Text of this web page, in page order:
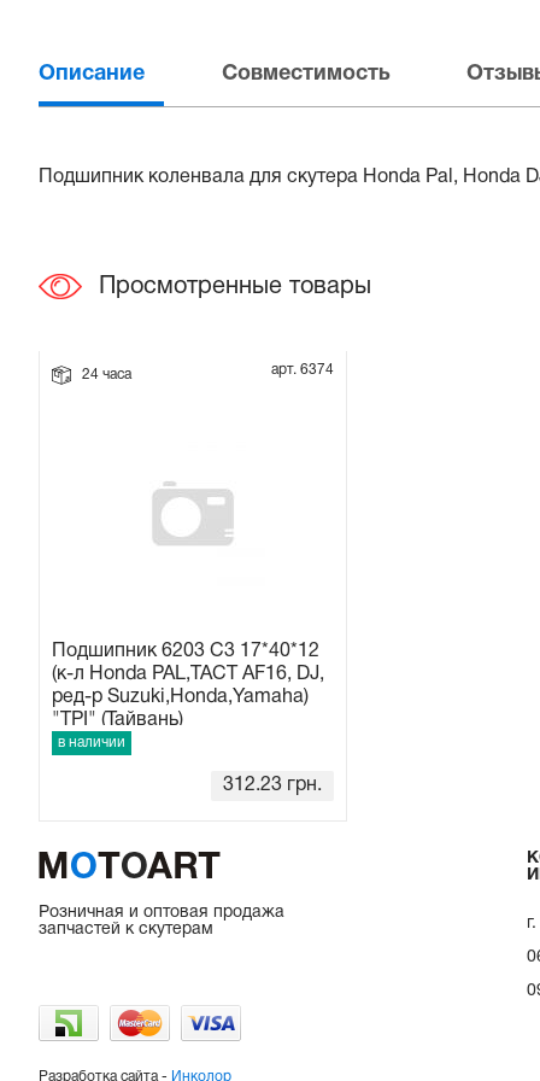
Свечи на мотоблок
Глушитель на мотоблок
Навесное и запчасти к нему
Описание Совместимость
Подшипник коленвала для скутера Honda Pal, Honda
Просмотренные товары
24 часа арт. 6374
Подшипник 6203 C3 17*40*12
(к-л Honda PAL,TACT AF16, DJ,
ред-р Suzuki,Honda,Yamaha)
"TPI" (Тайвань)
в наличии
312.23 грн.
Розничная и оптовая продажа
запчастей к скутерам
Разработка сайта - Инколор